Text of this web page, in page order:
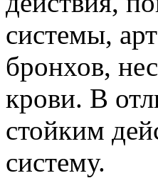
системы,
бронхов,
крови. В
стойким
систему.